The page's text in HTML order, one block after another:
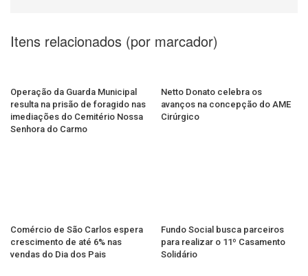
Itens relacionados (por marcador)
Operação da Guarda Municipal
resulta na prisão de foragido nas
imediações do Cemitério Nossa
Senhora do Carmo
Netto Donato celebra os
avanços na concepção do AME
Cirúrgico
Comércio de São Carlos espera
crescimento de até 6% nas
vendas do Dia dos Pais
Fundo Social busca parceiros
para realizar o 11º Casamento
Solidário